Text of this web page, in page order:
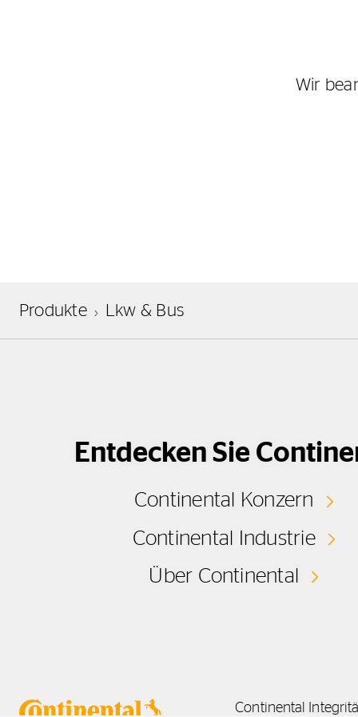
Wir
Produkte Lkw & Bus
Entdecken Sie
Continental Konzern
Continental Industrie
Über Continental
Continental